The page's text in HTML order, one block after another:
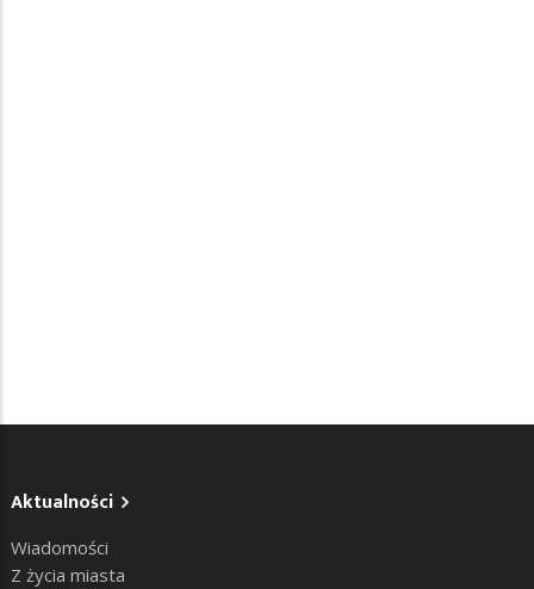
Aktualności
Wiadomości
Z życia miasta